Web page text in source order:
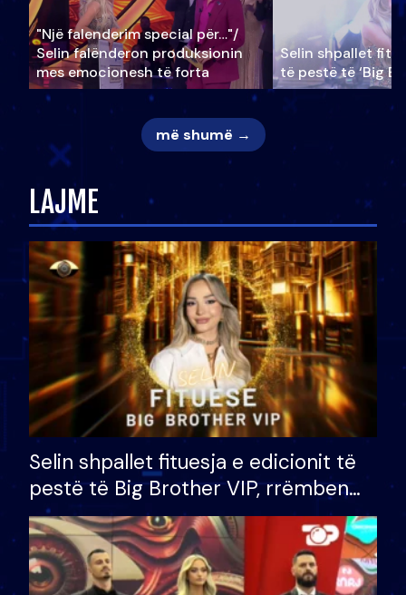
"Një falenderim special për…"/
Selin falënderon produksionin
mes emocionesh të forta
Selin shpallet
të pestë të ‘Big
më shumë →
LAJME
Selin shpallet fituesja e edicionit të
pestë të Big Brother VIP, rrëmben
çmimin e madh prej 100 mijë eurosh